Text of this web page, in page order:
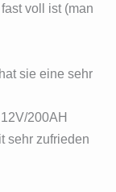
voll ist (man
sie eine sehr
200AH
sehr zufrieden